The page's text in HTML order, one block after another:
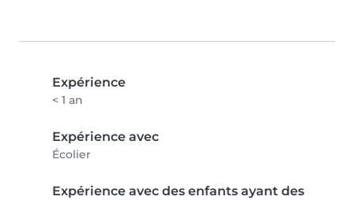
Expérience
< 1 an
Expérience avec
Écolier
Expérience avec des enfants ayant des